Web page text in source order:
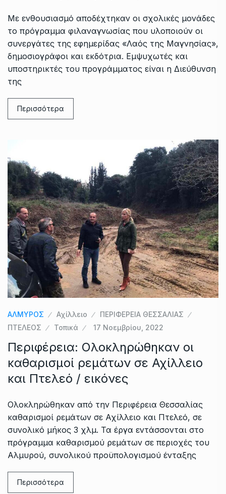
Με ενθουσιασμό αποδέχτηκαν οι σχολικές μονάδες
το πρόγραμμα φιλαναγνωσίας που υλοποιούν οι
συνεργάτες της εφημερίδας «Λαός της Μαγνησίας»,
δημοσιογράφοι και εκδότρια. Εμψυχωτές και
υποστηρικτές του προγράμματος είναι η Διεύθυνση
της
Περισσότερα
ΑΛΜΥΡΟΣ Αχίλλειο
ΠΕΡΙΦΕΡΕΙΑ ΘΕΣΣΑΛΙΑΣ
ΠΤΕΛΕΟΣ
Τοπικά 17 Νοεμβρίου, 2022
Περιφέρεια: Ολοκληρώθηκαν οι
καθαρισμοί ρεμάτων σε Αχίλλειο
και Πτελεό / εικόνες
Ολοκληρώθηκαν από την Περιφέρεια Θεσσαλίας
καθαρισμοί ρεμάτων σε Αχίλλειο και Πτελεό, σε
συνολικό μήκος 3 χλμ. Τα έργα εντάσσονται στo
πρόγραμμα καθαρισμού ρεμάτων σε περιοχές του
Αλμυρού, συνολικού προϋπολογισμού ένταξης
Περισσότερα